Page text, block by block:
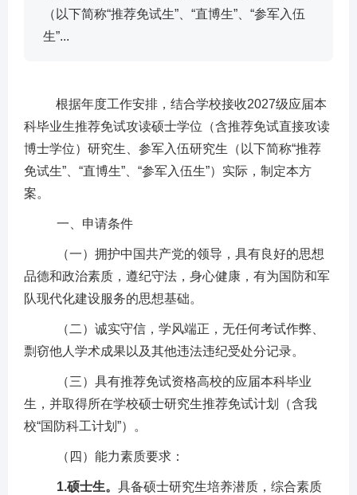
（以下简称“推荐免试生”、“直博生”、“参军入伍
生”...
根据年度工作安排，结合学校接收2027级应届本
科毕业生推荐免试攻读硕士学位 （含推荐免试直接攻读
博士学位）研究生 、参军入伍研究生 （以下简称“推荐
免试生”、“直博生”
“参军入伍生”） 实际，制定本方
案。
一、申请条件
（一） 拥护中国共产党的领导，具有良好的思想
品德和政治素质，遵纪守法，身心健康，有为国防和军
队现代化建设服务的思想基础。
（二） 诚实守信，学风端正，无任何考试作弊、
剽窃他人学术成果以及其他违法违纪受处分记录。
（三） 具有推荐免试资格高校的应届本科毕业
生，并取得所在学校硕士研究生推荐免试计划（含我
校“国防科工计划”）。
（四）能力素质要求：
1.硕士生。 具备硕士研究生培养潜质，综合素质